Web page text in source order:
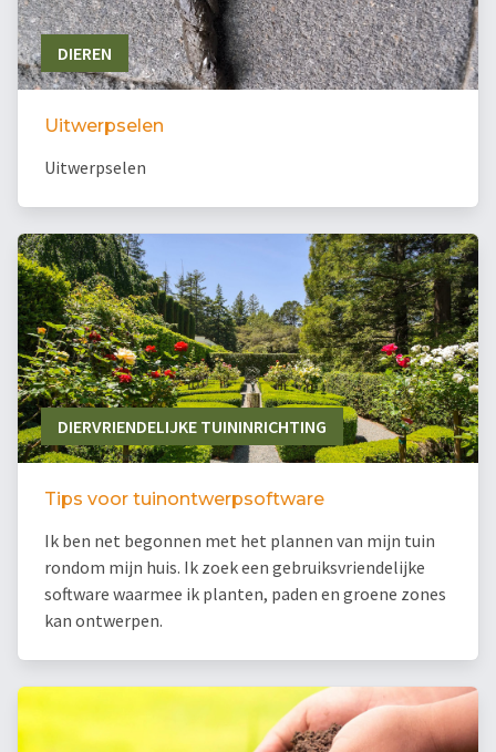
DIEREN
Uitwerpselen
Uitwerpselen
DIERVRIENDELIJKE TUININRICHTING
Tips voor tuinontwerpsoftware
Ik ben net begonnen met het plannen van mijn tuin
rondom mijn huis. Ik zoek een gebruiksvriendelijke
software waarmee ik planten, paden en groene zones
kan ontwerpen.